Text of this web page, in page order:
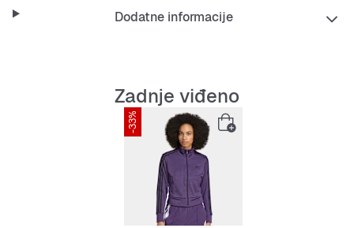
Značajke:
Dodatne informacije
Zadnje viđeno
-33%